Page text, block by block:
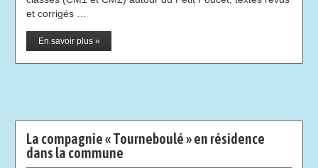
et corrigés …
En savoir plus »
La compagnie « Tourneboulé » en résidence
dans la commune